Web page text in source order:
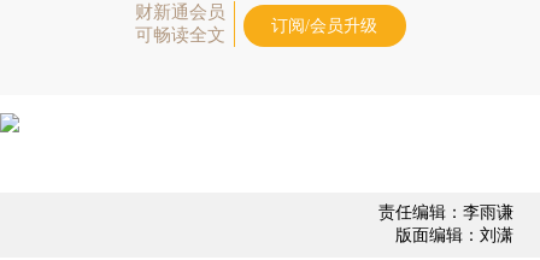
财新通会员
可畅读全文
订阅/会员升级
责任编辑：李雨谦
版面编辑：刘潇